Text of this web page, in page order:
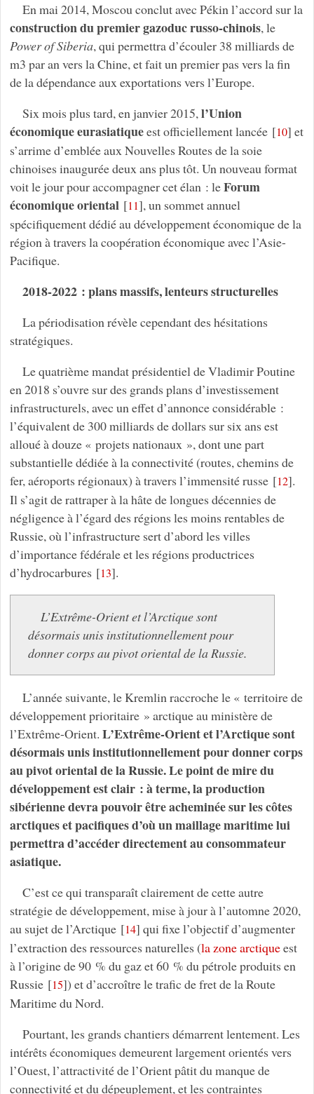
En mai 2014, Moscou conclut avec Pékin l’accord sur la
construction du premier gazoduc russo-chinois, le
Power of Siberia, qui permettra d’écouler 38 milliards de
m3 par an vers la Chine, et fait un premier pas vers la fin
de la dépendance aux exportations vers l’Europe.
Six mois plus tard, en janvier 2015,l’Union
économique eurasiatiqueest officiellement lancée[10] et
s’arrime d’emblée aux Nouvelles Routes de la soie
chinoises inaugurée deux ans plus tôt. Un nouveau format
voit le jour pour accompagner cet élan : leForum
économique oriental[11], un sommet annuel
spécifiquement dédié au développement économique de la
région à travers la coopération économique avec l’Asie-
Pacifique.
2018-2022 : plans massifs, lenteurs structurelles
La périodisation révèle cependant des hésitations
stratégiques.
Le quatrième mandat présidentiel de Vladimir Poutine
en 2018 s’ouvre sur des grands plans d’investissement
infrastructurels, avec un effet d’annonce considérable :
l’équivalent de 300 milliards de dollars sur six ans est
alloué à douze « projets nationaux », dont une part
substantielle dédiée à la connectivité (routes, chemins de
fer, aéroports régionaux) à travers l’immensité russe[12].
Il s’agit de rattraper à la hâte de longues décennies de
négligence à l’égard des régions les moins rentables de
Russie, où l’infrastructure sert d’abord les villes
d’importance fédérale et les régions productrices
d’hydrocarbures [13].
L’Extrême-Orient et l’Arctique sont
désormais unis institutionnellement pour
donner corps au pivot oriental de la Russie.
L’année suivante, le Kremlin raccroche le « territoire de
développement prioritaire » arctique au ministère de
l’Extrême-Orient. L’Extrême-Orient et l’Arctique sont
désormais unis institutionnellement pour donner corps
au pivot oriental de la Russie. Le point de mire du
développement est clair : à terme, la production
sibérienne devra pouvoir être acheminée sur les côtes
arctiques et pacifiques d’où un maillage maritime lui
permettra d’accéder directement au consommateur
asiatique.
C’est ce qui transparaît clairement de cette autre
stratégie de développement, mise à jour à l’automne 2020,
au sujet de l’Arctique[14] qui fixe l’objectif d’augmenter
l’extraction des ressources naturelles (la zone arctiqueest
à l’origine de 90 % du gaz et 60 % du pétrole produits en
Russie[15]) et d’accroître le trafic de fret de la Route
Maritime du Nord.
Pourtant, les grands chantiers démarrent lentement. Les
intérêts économiques demeurent largement orientés vers
l’Ouest, l’attractivité de l’Orient pâtit du manque de
connectivité et du dépeuplement, et les contraintes